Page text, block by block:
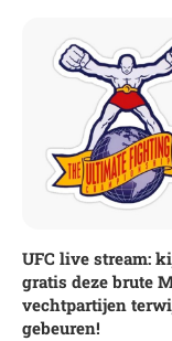
UFC live stream:
gratis deze brute
vechtpartijen
gebeuren!